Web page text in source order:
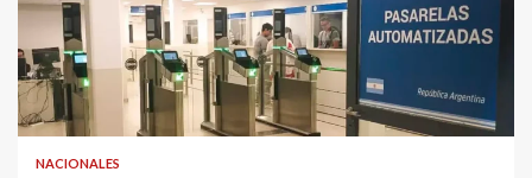
NACIONALES